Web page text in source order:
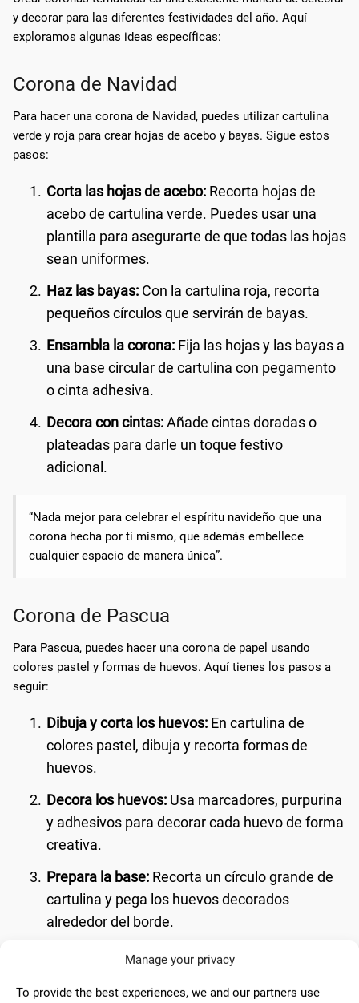
Manage your privacy
To provide the best experiences, we and our partners use
y decorar para las diferentes festividades del año. Aquí
exploramos algunas ideas específicas:
Corona de Navidad
Para hacer una corona de Navidad, puedes utilizar cartulina
verde y roja para crear hojas de acebo y bayas. Sigue estos
pasos:
Corta las hojas de acebo: Recorta hojas de
acebo de cartulina verde. Puedes usar una
plantilla para asegurarte de que todas las hojas
sean uniformes.
Haz las bayas: Con la cartulina roja, recorta
pequeños círculos que servirán de bayas.
Ensambla la corona: Fija las hojas y las bayas a
una base circular de cartulina con pegamento
o cinta adhesiva.
Decora con cintas:Añade cintas doradas o
plateadas para darle un toque festivo
adicional.
“Nada mejor para celebrar el espíritu navideño que una
corona hecha por ti mismo, que además embellece
cualquier espacio de manera única”.
Corona de Pascua
Para Pascua, puedes hacer una corona de papel usando
colores pastel y formas de huevos. Aquí tienes los pasos a
seguir:
Dibuja y corta los huevos: En cartulina de
colores pastel, dibuja y recorta formas de
huevos.
Decora los huevos: Usa marcadores, purpurina
y adhesivos para decorar cada huevo de forma
creativa.
Prepara la base: Recorta un círculo grande de
cartulina y pega los huevos decorados
alrededor del borde.
Añade detalles:Puedes añadir pequeñas flores